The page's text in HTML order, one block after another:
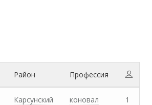
Район Профессия
Карсунский коновал 1